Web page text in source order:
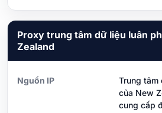
Proxy trung tâm dữ liệu luân
Zealand
Nguồn IP
Trung tâm
của New
cung cấp